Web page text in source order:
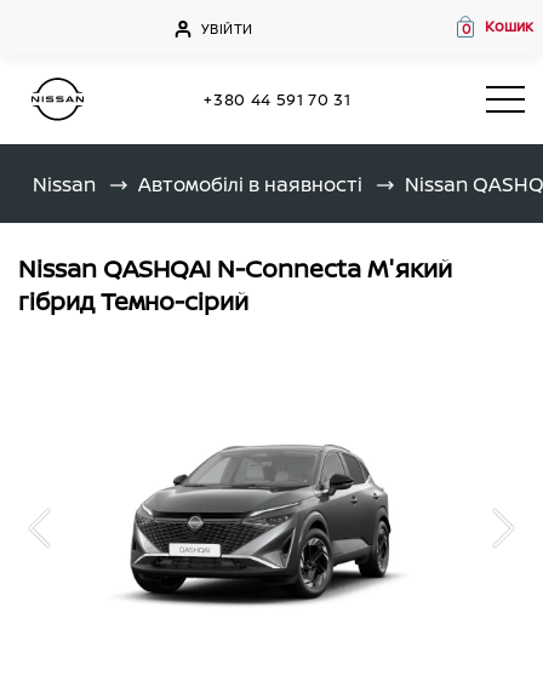
УВІЙТИ 0 Кошик
+380 44 591 70 31
Nissan Автомобілі в наявності Nissan
Nissan QASHQAI N-Connecta М'який
гібрид Темно-сірий